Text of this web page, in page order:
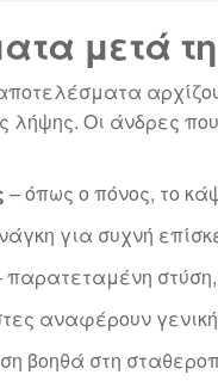
μετά
Οι άνδρες
– όπως ο πόνος, το
για συχνή
παρατεταμένη
αναφέρουν
βοηθά στη